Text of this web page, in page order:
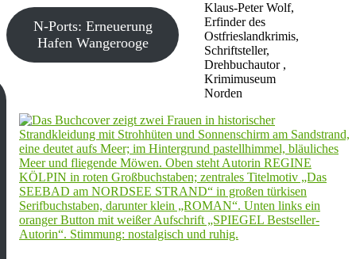
Klaus-Peter Wolf,
Erfinder des
Ostfrieslandkrimis,
Schriftsteller,
Drehbuchautor ,
Krimimuseum
Norden
N-Ports: Erneuerung
Hafen Wangerooge